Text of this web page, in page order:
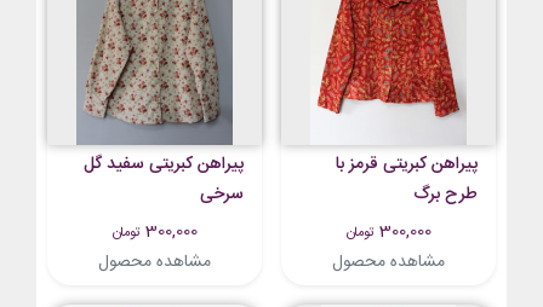
پیراهن کبریتی قرمز با
طرح برگ
300,000 تومان
مشاهده محصول
پیراهن کبریتی سفید گل
سرخی
300,000 تومان
مشاهده محصول